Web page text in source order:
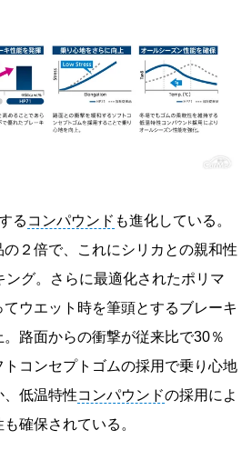
る コンパウンド も進化している。
２倍で、これにシリカとの親和性
ング。さらに最適化されたポリマ
ウエット時を筆頭とするブレーキ
路面からの衝撃が従来比で30％
コンセプトゴムの採用で乗り心地
、低温特性コンパウンドの採用によ
確保されている。